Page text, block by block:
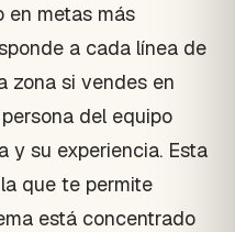
en metas más
a cada línea de
zona si vendes en
del equipo
y su experiencia. Esta
que te permite
está concentrado